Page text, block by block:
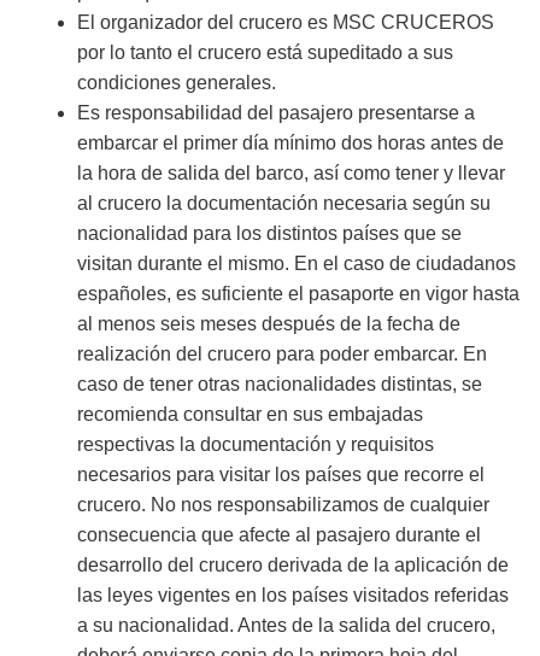
El organizador del crucero es MSC CRUCEROS
por lo tanto el crucero está supeditado a sus
condiciones generales.
Es responsabilidad del pasajero presentarse a
embarcar el primer día mínimo dos horas antes de
la hora de salida del barco, así como tener y llevar
al crucero la documentación necesaria según su
nacionalidad para los distintos países que se
visitan durante el mismo. En el caso de ciudadanos
españoles, es suficiente el pasaporte en vigor hasta
al menos seis meses después de la fecha de
realización del crucero para poder embarcar. En
caso de tener otras nacionalidades distintas, se
recomienda consultar en sus embajadas
respectivas la documentación y requisitos
necesarios para visitar los países que recorre el
crucero. No nos responsabilizamos de cualquier
consecuencia que afecte al pasajero durante el
desarrollo del crucero derivada de la aplicación de
las leyes vigentes en los países visitados referidas
a su nacionalidad. Antes de la salida del crucero,